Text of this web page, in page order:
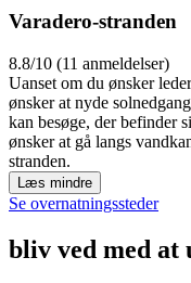
Varadero-stranden
8.8/10 (11 anmeldelser)
Uanset om du ønsker
ønsker at nyde
kan besøge, der befinder
ønsker at gå langs
stranden.
Læs mindre
Se overnatningssteder
bliv ved med at